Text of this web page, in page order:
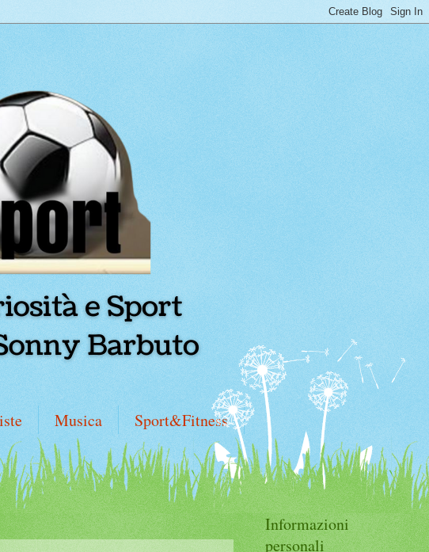
Musica Sport&Fitness
Informazioni
personali